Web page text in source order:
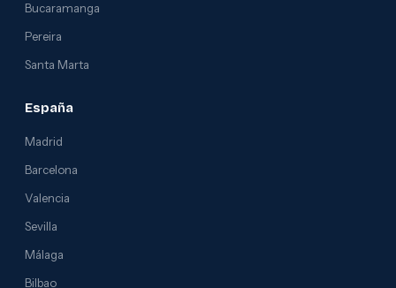
Bucaramanga
Pereira
Santa Marta
España
Madrid
Barcelona
Valencia
Sevilla
Málaga
Bilbao